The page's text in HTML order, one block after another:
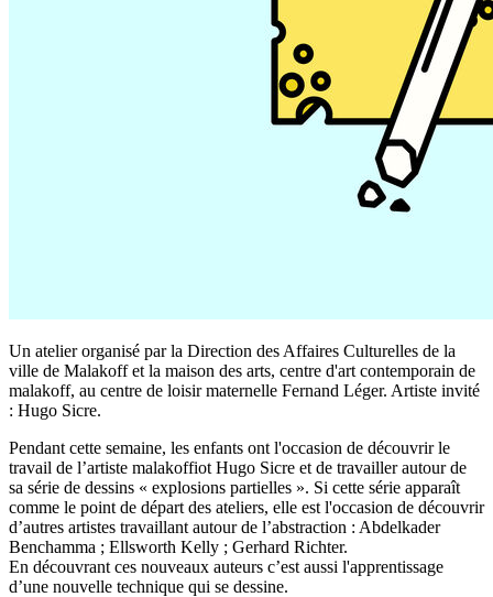
Un atelier organisé par la Direction des Affaires Culturelles de la
ville de Malakoff et la maison des arts, centre d'art contemporain de
malakoff, au centre de loisir maternelle Fernand Léger. Artiste invité
: Hugo Sicre.
Pendant cette semaine, les enfants ont l'occasion de découvrir le
travail de l’artiste malakoffiot Hugo Sicre et de travailler autour de
sa série de dessins « explosions partielles ». Si cette série apparaît
comme le point de départ des ateliers, elle est l'occasion de découvrir
d’autres artistes travaillant autour de l’abstraction : Abdelkader
Benchamma ; Ellsworth Kelly ; Gerhard Richter.
En découvrant ces nouveaux auteurs c’est aussi l'apprentissage
d’une nouvelle technique qui se dessine.